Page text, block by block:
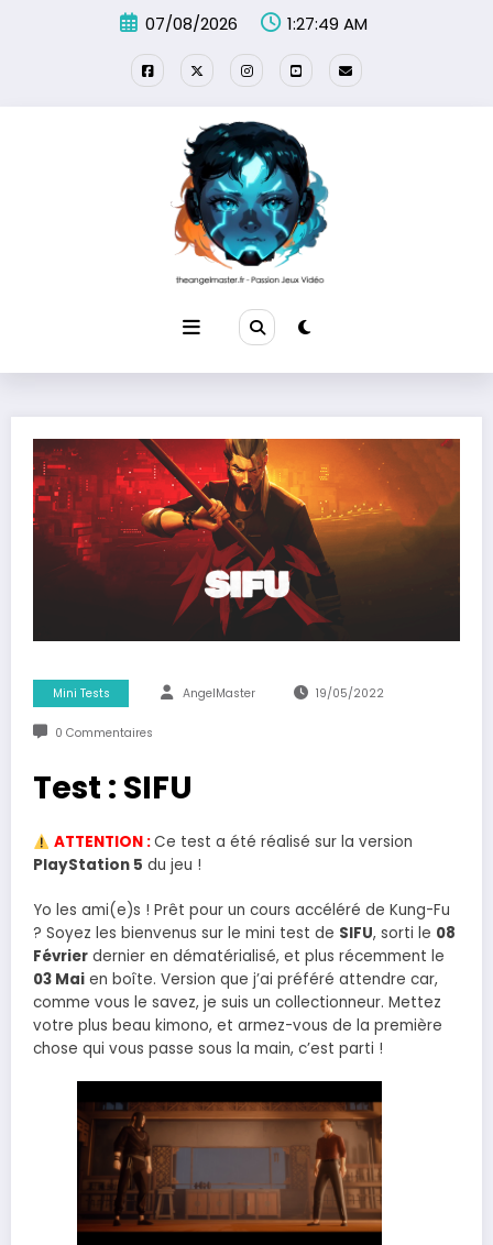
07/08/2026 1:27:51 AM
Mini Tests AngelMaster 19/05/2022
0 Commentaires
Test : SIFU
ATTENTION :Ce test a été réalisé sur la version
PlayStation 5 du jeu !
Yo les ami(e)s ! Prêt pour un cours accéléré de Kung-Fu
? Soyez les bienvenus sur le mini test de SIFU, sorti le 08
Février dernier en dématérialisé, et plus récemment le
03 Mai en boîte. Version que j’ai préféré attendre car,
comme vous le savez, je suis un collectionneur. Mettez
votre plus beau kimono, et armez-vous de la première
chose qui vous passe sous la main, c’est parti !